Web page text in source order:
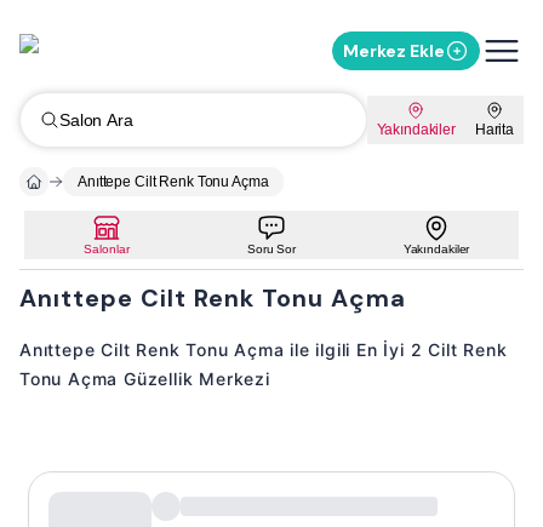
Merkez Ekle
Salon Ara Yakındakiler Harita
Anıttepe Cilt Renk Tonu Açma
Salonlar Soru Sor Yakındakiler
Anıttepe Cilt Renk Tonu Açma
Anıttepe Cilt Renk Tonu Açma ile ilgili En İyi 2 Cilt Renk
Tonu Açma Güzellik Merkezi